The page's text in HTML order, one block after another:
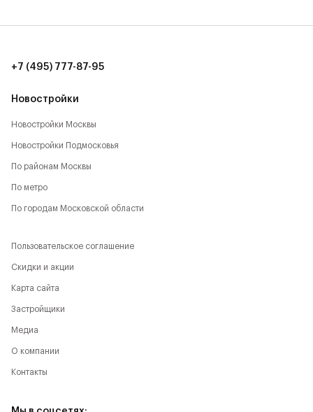
Новостройки
Новостройки Москвы
Новостройки Подмосковья
По районам Москвы
По метро
По городам Московской области
+7 (495) 777-87-95
Пользовательское соглашение
Скидки и акции
Карта сайта
Застройщики
Медиа
О компании
Контакты